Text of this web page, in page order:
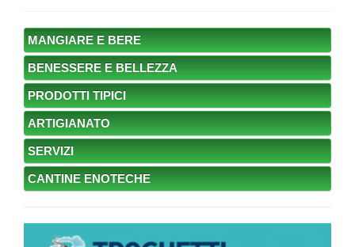
MANGIARE E BERE
BENESSERE E BELLEZZA
PRODOTTI TIPICI
ARTIGIANATO
SERVIZI
CANTINE ENOTECHE